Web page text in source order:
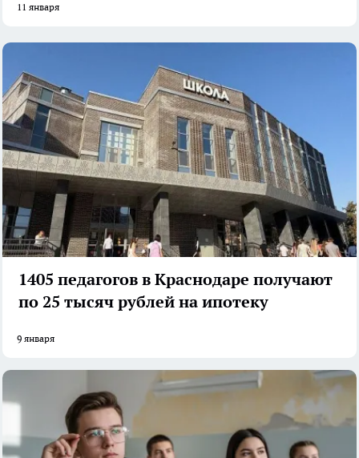
11 января
1405 педагогов в Краснодаре получают
по 25 тысяч рублей на ипотеку
9 января